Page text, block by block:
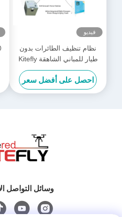
فيديو
نظام تنظيف الطائرات بدون
طيار للمباني الشاهقة Kitefly
احصل على أفضل سعر
وسائل التواصل